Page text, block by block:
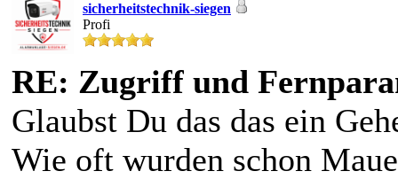
sicherheitstechnik-siegen
Profi
RE: Zugriff und
Glaubst Du das das ein
Wie oft wurden schon